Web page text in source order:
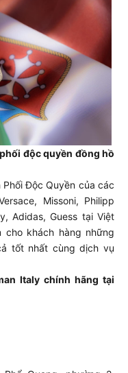
độc quyền đồng hồ
Phối Độc Quyền của các
Missoni, Philipp
Adidas, Guess tại Việt
cho khách hàng những
tốt nhất cùng dịch vụ
Italy chính hãng tại